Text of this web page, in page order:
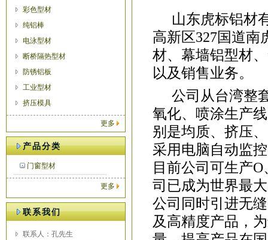
彩色型材
纯铝棒
电泳型材
断桥隔热型材
防锈铝板
工业型材
挤压模具
更多
产品分类
门窗型材
更多
联系我们
联系人：孔先生
山东虎标铝材
高新区327国道南
材、幕墙铝型材
以及销售业务。
公司从台湾整
氧化、喷涂生产
别是均质、挤压
采用电脑自动监
目前公司可生产
司已成为世界最
公司同时引进无
及高精度产品，